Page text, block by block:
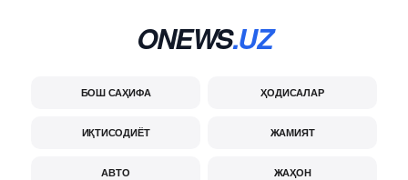
ONEWS.UZ
БОШ САҲИФА ҲОДИСАЛАР
ИҚТИСОДИЁТ ЖАМИЯТ
АВТО ЖАҲОН